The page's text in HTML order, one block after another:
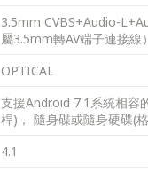
3.5mm CVBS+Audio-
屬3.5mm轉AV端子連接線）
OPTICAL
支援Android 7.1系統相容
桿)， 隨身碟或隨身硬碟(
4.1